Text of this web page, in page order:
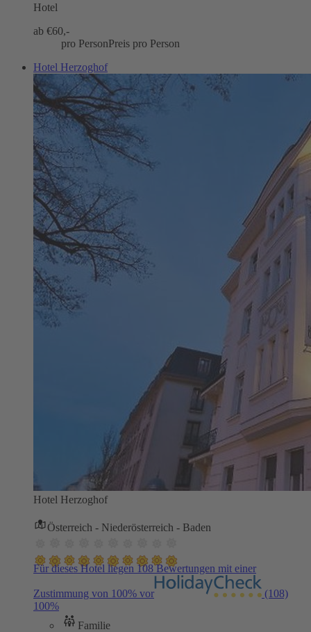
Hotel
ab €60,-
pro PersonPreis pro Person
Hotel Herzoghof
Hotel Herzoghof
Österreich - Niederösterreich - Baden
Für dieses Hotel liegen 108 Bewertungen mit einer
Zustimmung von 100% vor
(108)
100%
Familie